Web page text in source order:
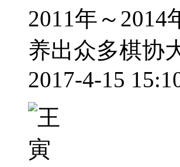
2011年～
养出众多棋协
2017-4-15